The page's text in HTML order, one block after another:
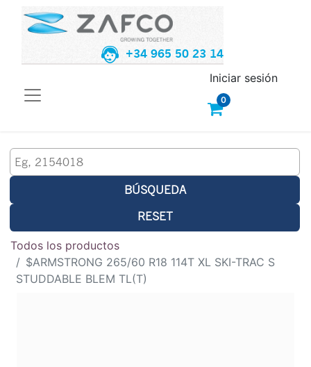
+34 965 50 23 14
0
Iniciar sesión
BÚSQUEDA
RESET
Todos los productos
$ARMSTRONG 265/60 R18 114T XL SKI-TRAC S
STUDDABLE BLEM TL(T)